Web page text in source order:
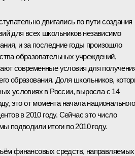
двигались по пути создания
для всех школьников независимо
и за последние годы произошло
образовательных учреждений,
современные условия для
образования. Доля школьников,
условиях в России, выросла с 14
это от момента начала национального
в 2010 году. Сейчас это число
подводили итоги по 2010 году.
финансовых средств, направляемых